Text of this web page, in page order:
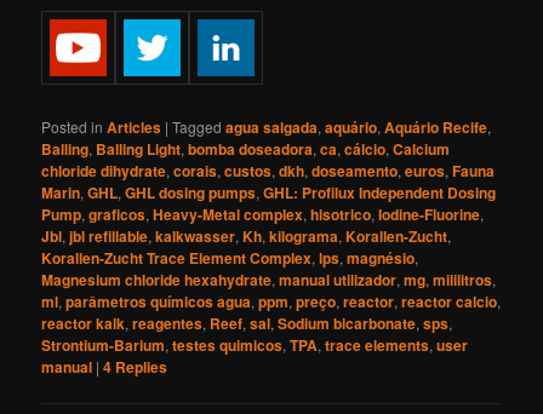
Posted in Articles |Tagged agua salgada,aquário,Aquário Recife,
Balling, Balling Light,bomba doseadora,ca,cálcio,Calcium
chloride dihydrate,corais,custos,dkh,doseamento,euros,Fauna
Marin,GHL,GHL dosing pumps,GHL: Profilux Independent Dosing
Pump,graficos,Heavy-Metal complex,hisotrico,Iodine-Fluorine,
Jbl,jbl refillable,kalkwasser,Kh,kilograma,Korallen-Zucht,
Korallen-Zucht Trace Element Complex,lps,magnésio,
Magnesium chloride hexahydrate,manual utilizador,mg,mililitros,
ml,parâmetros químicos agua,ppm,preço,reactor,reactor calcio,
reactor kalk,reagentes, Reef,sal,Sodium bicarbonate,sps,
Strontium-Barium,testes quimicos,TPA,trace elements,user
manual |4 Replies